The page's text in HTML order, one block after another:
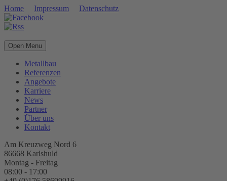
Home Impressum Datenschutz
Open Menu
Metallbau
Referenzen
Angebote
Karriere
News
Partner
Über uns
Kontakt
Am Kreuzweg Nord 6
86668 Karlshuld
Montag - Freitag
08:00 - 17:00